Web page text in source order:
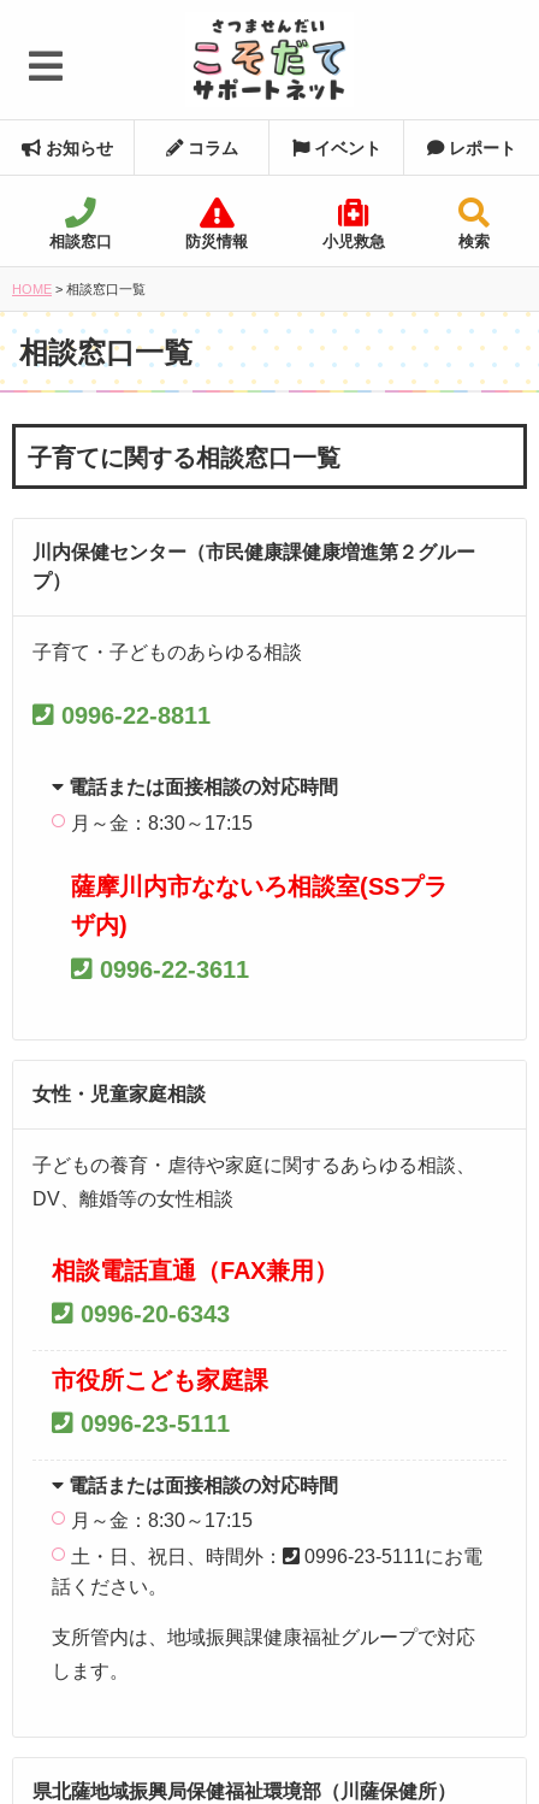
お知らせ コラム イベント レポート
相談窓口 防災情報 小児救急 検索
HOME > 相談窓口一覧
相談窓口一覧
子育てに関する相談窓口一覧
川内保健センター（市民健康課健康増進第２グルー
プ）
子育て・子どものあらゆる相談
0996-22-8811
電話または面接相談の対応時間
月～金：8:30～17:15
薩摩川内市なないろ相談室(SSプラ
ザ内)
0996-22-3611
女性・児童家庭相談
子どもの養育・虐待や家庭に関するあらゆる相談、
DV、離婚等の女性相談
相談電話直通（FAX兼用）
0996-20-6343
市役所こども家庭課
0996-23-5111
電話または面接相談の対応時間
月～金：8:30～17:15
土・日、祝日、時間外：
0996-23-5111にお電
話ください。
支所管内は、地域振興課健康福祉グループで対応
します。
県北薩地域振興局保健福祉環境部（川薩保健所）